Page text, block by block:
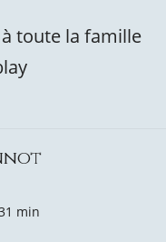
toute la famille
min